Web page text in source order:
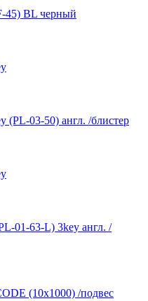
45) BL черный
(PL-03-50) англ. /блистер
01-63-L) 3key англ. /
(10х1000) /подвес